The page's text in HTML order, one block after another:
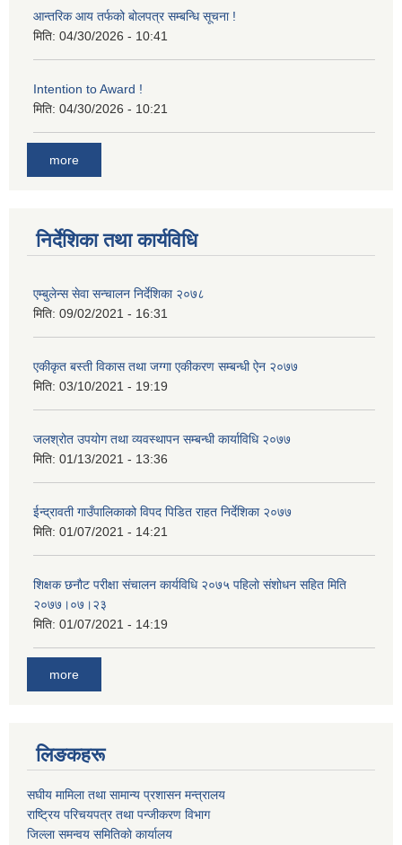
आन्तरिक आय तर्फको बोलपत्र सम्बन्धि सूचना !
मिति: 04/30/2026 - 10:41
Intention to Award !
मिति: 04/30/2026 - 10:21
more
निर्देशिका तथा कार्यविधि
एम्बुलेन्स सेवा सन्चालन निर्देशिका २०७८
मिति: 09/02/2021 - 16:31
एकीकृत बस्ती विकास तथा जग्गा एकीकरण सम्बन्धी ऐन २०७७
मिति: 03/10/2021 - 19:19
जलश्रोत उपयोग तथा व्यवस्थापन सम्बन्धी कार्याविधि २०७७
मिति: 01/13/2021 - 13:36
ईन्द्रावती गाउँपालिकाको विपद पिडित राहत निर्देशिका २०७७
मिति: 01/07/2021 - 14:21
शिक्षक छनाैट परीक्षा संचालन कार्यविधि २०७५ पहिलाे स‌ंशाेधन सहित मिति
२०७७।०७।२३
मिति: 01/07/2021 - 14:19
more
लिङकहरू
स‌घीय मामिला तथा सामान्य प्रशासन मन्त्रालय
राष्ट्रिय परिचयपत्र तथा पन्जीकरण विभाग
जिल्ला समन्वय समितिकाे कार्यालय